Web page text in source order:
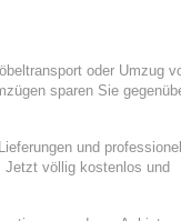
oder Umzug
sparen Sie
und
Jetzt völlig kostenlos und